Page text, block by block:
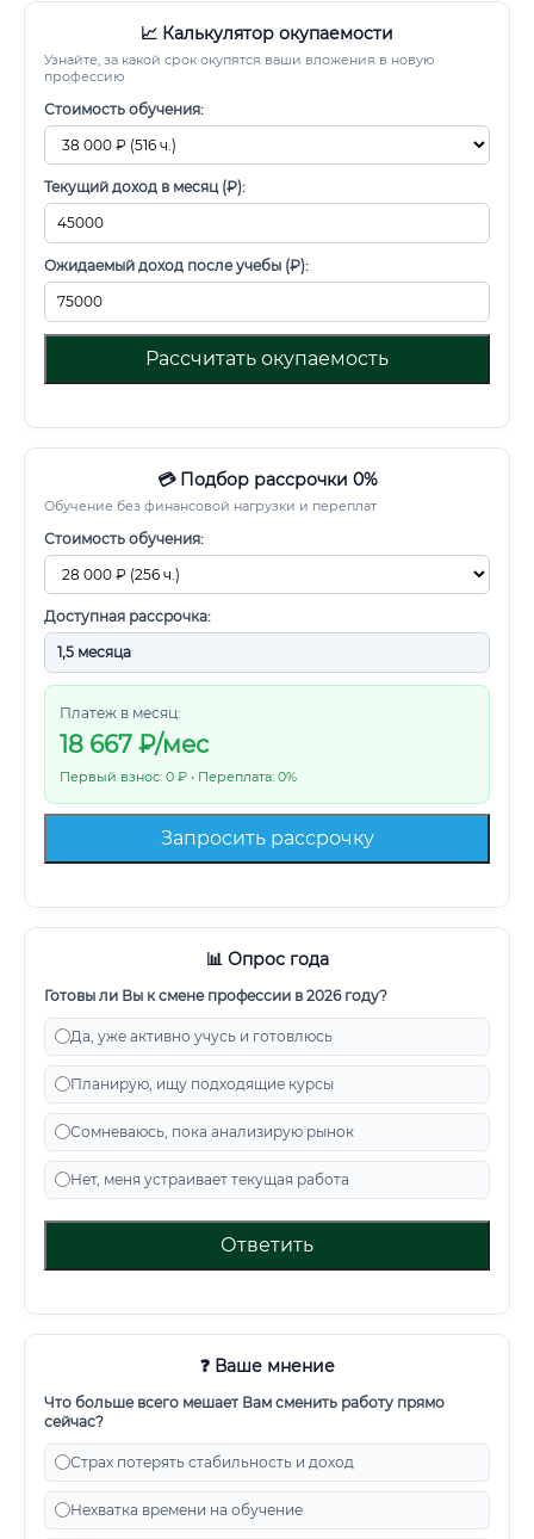
📈 Калькулятор окупаемости
Узнайте, за какой срок окупятся ваши вложения в новую
профессию
Стоимость обучения:
Текущий доход в месяц (₽):
Ожидаемый доход после учебы (₽):
Рассчитать окупаемость
💳 Подбор рассрочки 0%
Обучение без финансовой нагрузки и переплат
Стоимость обучения:
Доступная рассрочка:
Платеж в месяц:
18 667 ₽/мес
Первый взнос: 0 ₽ • Переплата: 0%
Запросить рассрочку
📊 Опрос года
Готовы ли Вы к смене профессии в 2026 году?
Да, уже активно учусь и готовлюсь
Планирую, ищу подходящие курсы
Сомневаюсь, пока анализирую рынок
Нет, меня устраивает текущая работа
Ответить
❓ Ваше мнение
Что больше всего мешает Вам сменить работу прямо
сейчас?
Страх потерять стабильность и доход
Нехватка времени на обучение